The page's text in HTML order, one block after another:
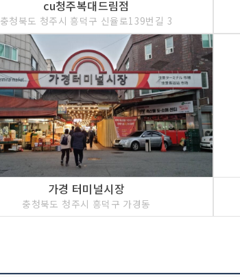
cu청주복대드림점
충청북도 청주시 흥덕구 신율로139번길 3
가경 터미널시장
충청북도 청주시 흥덕구 가경동